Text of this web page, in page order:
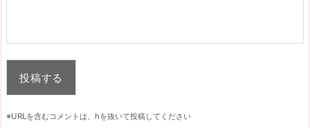
※URLを含むコメントは、hを抜いて投稿してください